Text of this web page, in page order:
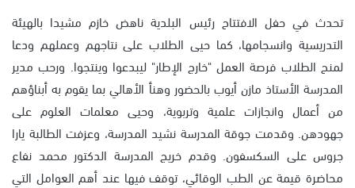
تحدث في حفل الافتتاح رئيس البلدية ناهض خازم مشيدا بالهيئة
التدريسية وانسجامها، كما حيى الطلاب على نتاجهم وعملهم ودعا
لمنح الطلاب فرصة العمل "خارج الإطار" ليبدعوا وينتجوا. ورحب مدير
المدرسة الأستاذ مازن أيوب بالحضور وهنأ الأهالي بما يقوم به أبناؤهم
من أعمال وانجازات علمية وتربوية، وحيى معلمات العلوم على
جهودهن. وقدمت جوقة المدرسة نشيد المدرسة، وعزفت الطالبة يارا
جروس على السكسفون. وقدم خريج المدرسة الدكتور محمد نفاع
محاضرة قيمة عن الطب الوقائي، توقف فيها عند أهم العوامل التي